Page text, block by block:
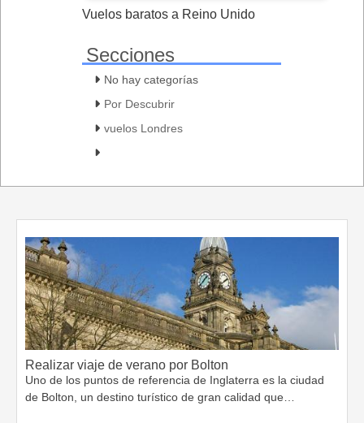
Vuelos baratos a Reino Unido
Secciones
No hay categorías
Por Descubrir
vuelos Londres
Realizar viaje de verano por Bolton
Uno de los puntos de referencia de Inglaterra es la ciudad
de Bolton, un destino turístico de gran calidad que…